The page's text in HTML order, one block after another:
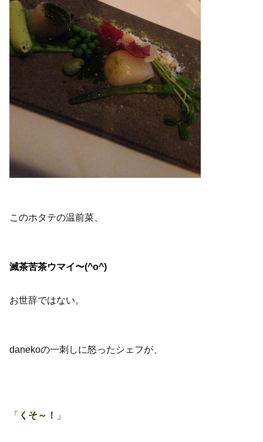
このホタテの温前菜、
滅茶苦茶ウマイ〜(^o^)
お世辞ではない。
danekoの一刺しに怒ったシェフが、
「 くそ～！ 」